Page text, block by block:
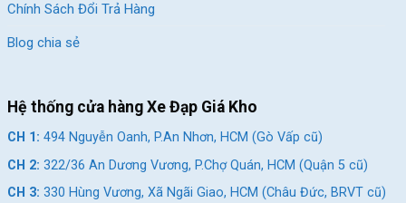
Chính Sách Đổi Trả Hàng
Blog chia sẻ
Hệ thống cửa hàng Xe Đạp Giá Kho
CH 1: 494 Nguyễn Oanh, P.An Nhơn, HCM (Gò Vấp cũ)
CH 2: 322/36 An Dương Vương, P.Chợ Quán, HCM (Quận 5 cũ)
CH 3: 330 Hùng Vương, Xã Ngãi Giao, HCM (Châu Đức, BRVT cũ)